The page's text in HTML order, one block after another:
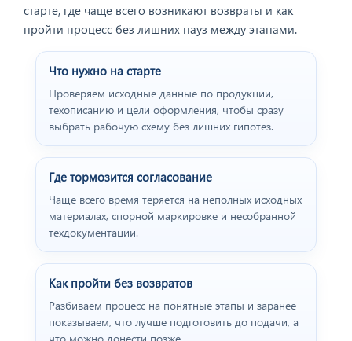
старте, где чаще всего возникают возвраты и как
пройти процесс без лишних пауз между этапами.
Что нужно на старте
Проверяем исходные данные по продукции,
техописанию и цели оформления, чтобы сразу
выбрать рабочую схему без лишних гипотез.
Где тормозится согласование
Чаще всего время теряется на неполных исходных
материалах, спорной маркировке и несобранной
техдокументации.
Как пройти без возвратов
Разбиваем процесс на понятные этапы и заранее
показываем, что лучше подготовить до подачи, а